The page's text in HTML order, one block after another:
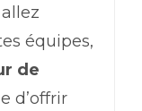
équipes,
de
d’offrir